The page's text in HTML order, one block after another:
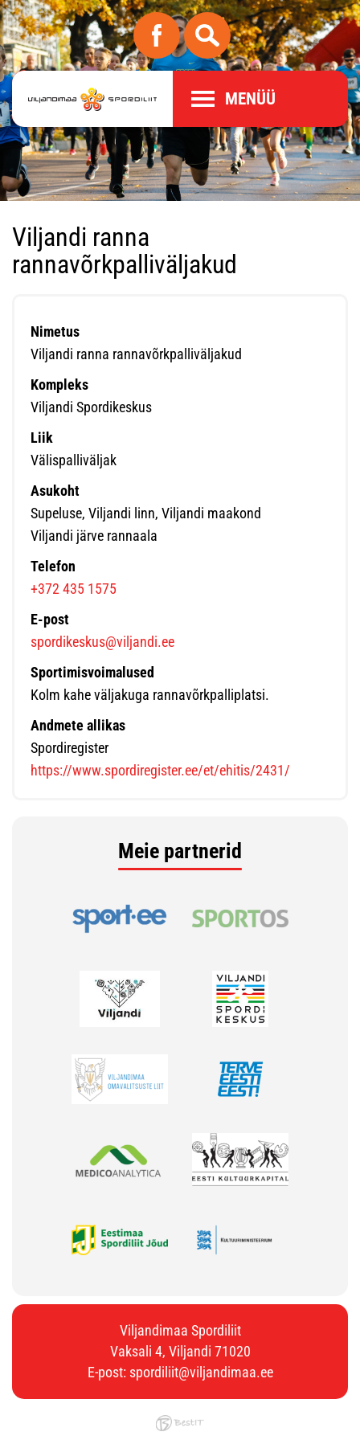
MENÜÜ
Viljandi ranna
rannavõrkpalliväljakud
Nimetus
Viljandi ranna rannavõrkpalliväljakud
Kompleks
Viljandi Spordikeskus
Liik
Välispalliväljak
Asukoht
Supeluse, Viljandi linn, Viljandi maakond
Viljandi järve rannaala
Telefon
+372 435 1575
E-post
spordikeskus@viljandi.ee
Sportimisvoimalused
Kolm kahe väljakuga rannavõrkpalliplatsi.
Andmete allikas
Spordiregister
https://www.spordiregister.ee/et/ehitis/2431/
Meie partnerid
Viljandimaa Spordiliit
Vaksali 4, Viljandi 71020
E-post: spordiliit@viljandimaa.ee